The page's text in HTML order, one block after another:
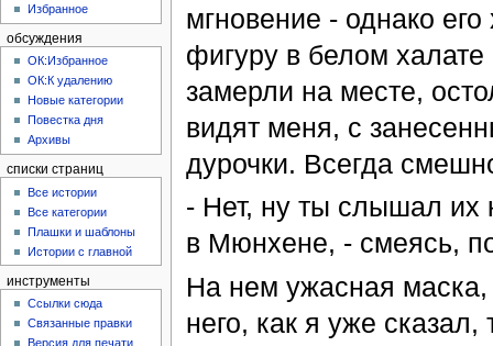
мгновение - однако
фигуру в белом халате
замерли на месте,
видят меня, с
дурочки. Всегда
- Нет, ну ты слышал их
в Мюнхене, - смеясь,
На нем ужасная
него, как я уже сказал,
Избранное
обсуждения
ОК:Избранное
ОК:К удалению
Новые категории
Повестка дня
Архивы
списки страниц
Все истории
Все категории
Плашки и шаблоны
Истории с главной
инструменты
Ссылки сюда
Связанные правки
Версия для печати